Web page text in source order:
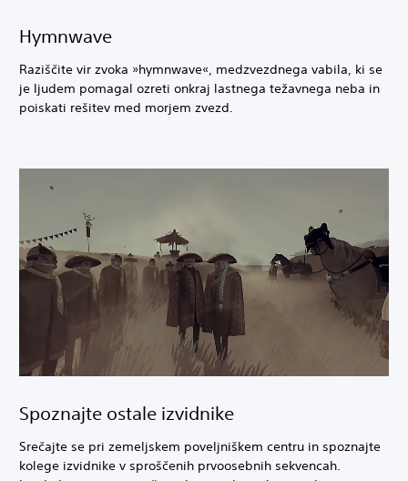
Hymnwave
Raziščite vir zvoka »hymnwave«, medzvezdnega vabila, ki se
je ljudem pomagal ozreti onkraj lastnega težavnega neba in
poiskati rešitev med morjem zvezd.
Spoznajte ostale izvidnike
Srečajte se pri zemeljskem poveljniškem centru in spoznajte
kolege izvidnike v sproščenih prvoosebnih sekvencah.